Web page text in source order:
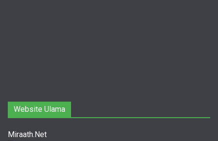
Website Ulama
Miraath.Net